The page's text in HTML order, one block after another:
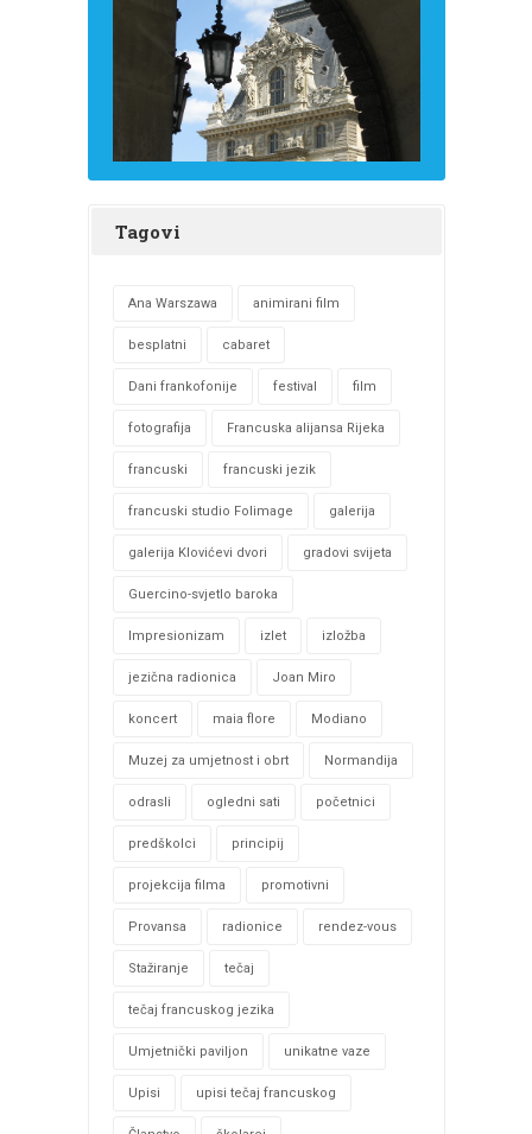
Tagovi
Ana Warszawa animirani film
besplatni cabaret
Dani frankofonije festival film
fotografija Francuska alijansa Rijeka
francuski francuski jezik
francuski studio Folimage galerija
galerija Klovićevi dvori gradovi svijeta
Guercino-svjetlo baroka
Impresionizam izlet izložba
jezična radionica Joan Miro
koncert maia flore Modiano
Muzej za umjetnost i obrt Normandija
odrasli ogledni sati početnici
predškolci principij
projekcija filma promotivni
Provansa radionice rendez-vous
Stažiranje tečaj
tečaj francuskog jezika
Umjetnički paviljon unikatne vaze
Upisi upisi tečaj francuskog